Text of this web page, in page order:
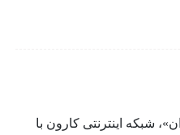
شبکه اینترنتی کارون با